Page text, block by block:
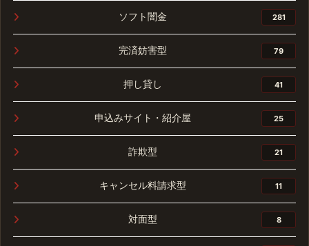
ソフト闇金 281
完済妨害型 79
押し貸し 41
申込みサイト・紹介屋 25
詐欺型 21
キャンセル料請求型 11
対面型 8